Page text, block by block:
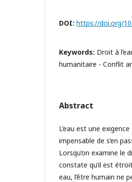
DOI: https://doi.org/
Keywords: Droit à
humanitaire - Conflit
Abstract
L’eau est une
impensable de s’en
Lorsqu’on examine le
constate qu’il est
eau, l’être humain ne